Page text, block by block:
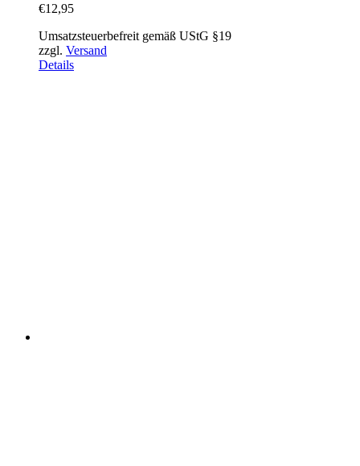
€12,95
Umsatzsteuerbefreit gemäß UStG §19
zzgl. Versand
Details